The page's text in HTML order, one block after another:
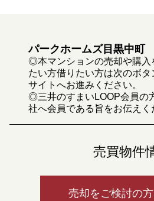
パークホームズ目黒中町
◎本マンションの売却や購入
たい方借りたい方は次のボ
サイトへお進みください。
◎三井のすまいLOOP会員の
社へ会員である旨をお伝えく
売買物件
売却をご検討の